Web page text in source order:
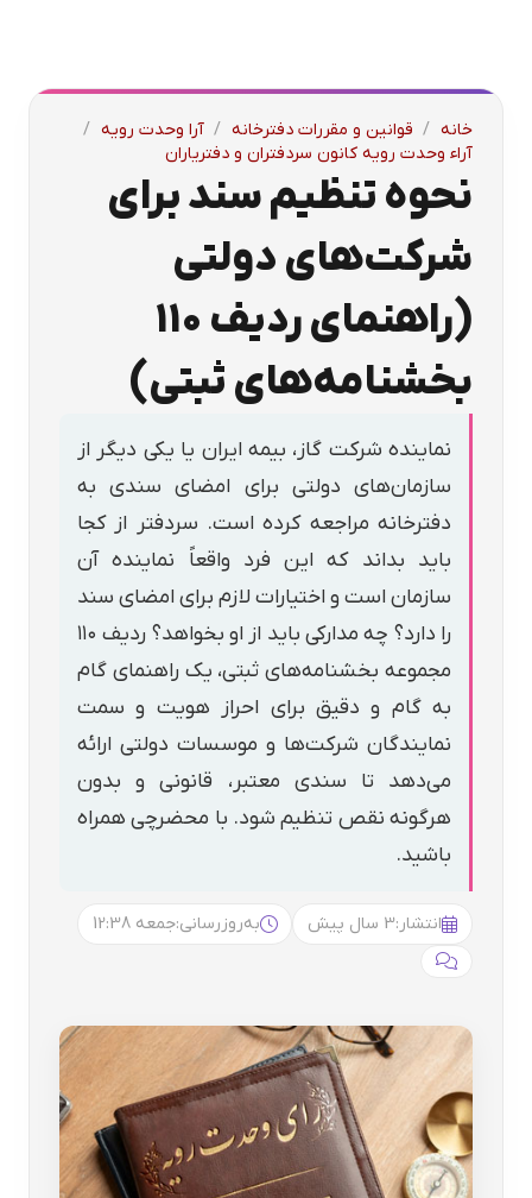
خانه / قوانین و مقررات دفترخانه / آرا وحدت رویه /
آراء وحدت رویه کانون سردفتران و دفتریاران
نحوه تنظیم سند برای
شرکت‌های دولتی
(راهنمای ردیف ۱۱۰
بخشنامه‌های ثبتی)
نماینده شرکت گاز، بیمه ایران یا یکی دیگر از
سازمان‌های دولتی برای امضای سندی به
دفترخانه مراجعه کرده است. سردفتر از کجا
باید بداند که این فرد واقعاً نماینده آن
سازمان است و اختیارات لازم برای امضای سند
را دارد؟ چه مدارکی باید از او بخواهد؟ ردیف ۱۱۰
مجموعه بخشنامه‌های ثبتی، یک راهنمای گام
به گام و دقیق برای احراز هویت و سمت
نمایندگان شرکت‌ها و موسسات دولتی ارائه
می‌دهد تا سندی معتبر، قانونی و بدون
هرگونه نقص تنظیم شود. با محضرچی همراه
باشید.
انتشار:3 سال پیش به‌روزرسانی:جمعه 12:38